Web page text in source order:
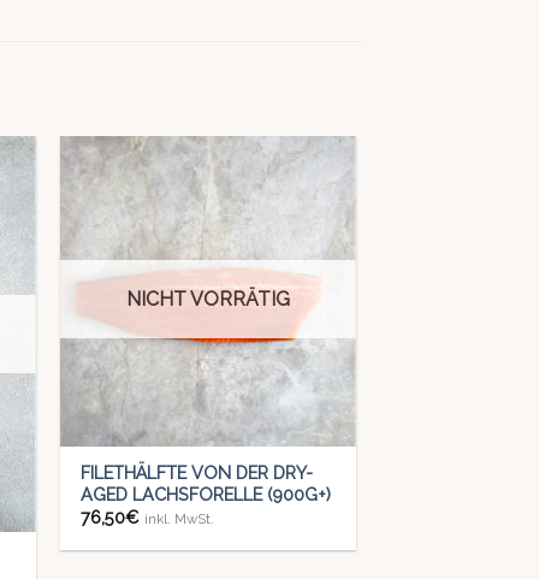
NICHT VORRÄTIG
FILETHÄLFTE VON DER DRY-
AGED LACHSFORELLE (900G+)
76,50€ inkl. MwSt.